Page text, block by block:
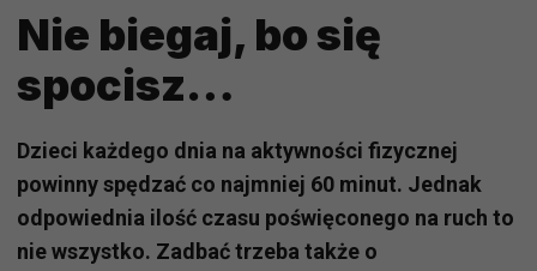
Nie biegaj, bo się
spocisz…
Dzieci każdego dnia na aktywności fizycznej
powinny spędzać co najmniej 60 minut. Jednak
odpowiednia ilość czasu poświęconego na ruch to
nie wszystko. Zadbać trzeba także o